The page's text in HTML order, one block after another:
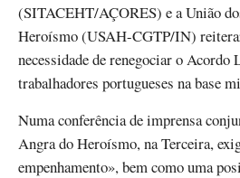
(SITACEHT/AÇORES) e a União
Heroísmo (USAH-CGTP/IN)
necessidade de renegociar o Acordo
trabalhadores portugueses na base
Numa conferência de imprensa
Angra do Heroísmo, na Terceira,
empenhamento», bem como uma